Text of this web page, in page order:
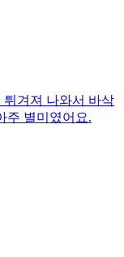
겨져 나와서 바삭
주 별미였어요.